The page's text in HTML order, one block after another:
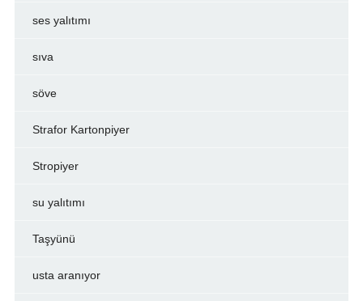
ses yalıtımı
sıva
söve
Strafor Kartonpiyer
Stropiyer
su yalıtımı
Taşyünü
usta aranıyor